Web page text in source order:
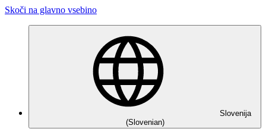
Skoči na glavno vsebino
Slovenija
(Slovenian)